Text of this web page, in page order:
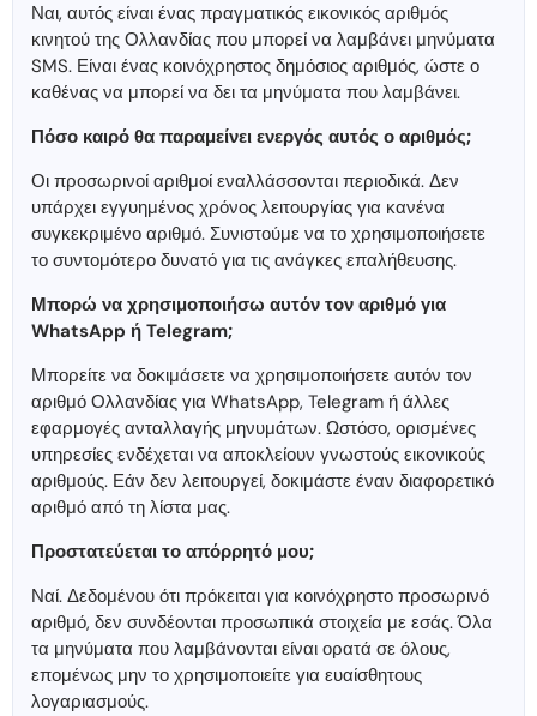
Ναι, αυτός είναι ένας πραγματικός εικονικός αριθμός
κινητού της Ολλανδίας που μπορεί να λαμβάνει μηνύματα
SMS. Είναι ένας κοινόχρηστος δημόσιος αριθμός, ώστε ο
καθένας να μπορεί να δει τα μηνύματα που λαμβάνει.
Πόσο καιρό θα παραμείνει ενεργός αυτός ο αριθμός;
Οι προσωρινοί αριθμοί εναλλάσσονται περιοδικά. Δεν
υπάρχει εγγυημένος χρόνος λειτουργίας για κανένα
συγκεκριμένο αριθμό. Συνιστούμε να το χρησιμοποιήσετε
το συντομότερο δυνατό για τις ανάγκες επαλήθευσης.
Μπορώ να χρησιμοποιήσω αυτόν τον αριθμό για
WhatsApp ή Telegram;
Μπορείτε να δοκιμάσετε να χρησιμοποιήσετε αυτόν τον
αριθμό Ολλανδίας για WhatsApp, Telegram ή άλλες
εφαρμογές ανταλλαγής μηνυμάτων. Ωστόσο, ορισμένες
υπηρεσίες ενδέχεται να αποκλείουν γνωστούς εικονικούς
αριθμούς. Εάν δεν λειτουργεί, δοκιμάστε έναν διαφορετικό
αριθμό από τη λίστα μας.
Προστατεύεται το απόρρητό μου;
Ναί. Δεδομένου ότι πρόκειται για κοινόχρηστο προσωρινό
αριθμό, δεν συνδέονται προσωπικά στοιχεία με εσάς. Όλα
τα μηνύματα που λαμβάνονται είναι ορατά σε όλους,
επομένως μην το χρησιμοποιείτε για ευαίσθητους
λογαριασμούς.